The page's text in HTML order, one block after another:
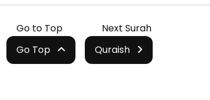
Go to Top
Go Top
Next Surah
Quraish